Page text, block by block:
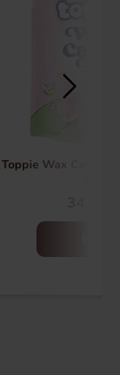
Toppie Wax Candy